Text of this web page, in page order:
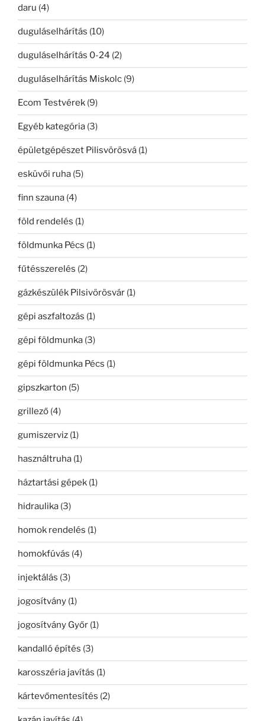
daru (4)
duguláselhárítás (10)
duguláselhárítás 0-24 (2)
duguláselhárítás Miskolc (9)
Ecom Testvérek (9)
Egyéb kategória (3)
épületgépészet Pilisvörösvá (1)
esküvői ruha (5)
finn szauna (4)
föld rendelés (1)
földmunka Pécs (1)
fűtésszerelés (2)
gázkészülék Pilsivörösvár (1)
gépi aszfaltozás (1)
gépi földmunka (3)
gépi földmunka Pécs (1)
gipszkarton (5)
grillező (4)
gumiszerviz (1)
használtruha (1)
háztartási gépek (1)
hidraulika (3)
homok rendelés (1)
homokfúvás (4)
injektálás (3)
jogosítvány (1)
jogosítvány Győr (1)
kandalló építés (3)
karosszéria javítás (1)
kártevőmentesítés (2)